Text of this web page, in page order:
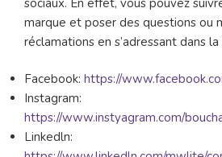
marque et poser des questions ou
réclamations en s’adressant dans
Facebook: https://
Instagram:
https://www.instyagram.com/
Linkedln: